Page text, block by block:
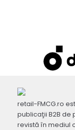
retail-FMCG.ro
publicaţii B2B de
revistă în mediul